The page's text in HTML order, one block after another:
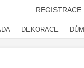
REGISTRACE
DEKORACE DŮM